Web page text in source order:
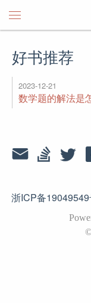
好书推荐
2023-12-21
数学题的解法是
浙ICP备19049549